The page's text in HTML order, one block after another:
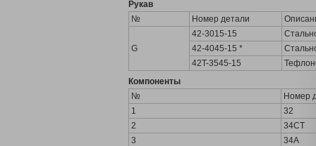
Рукав
№
Номер детали
G
42-3015-15
42-4045-15 *
42T-3545-15
Компоненты
№
Номер
1
32
2
34CT
3
34A